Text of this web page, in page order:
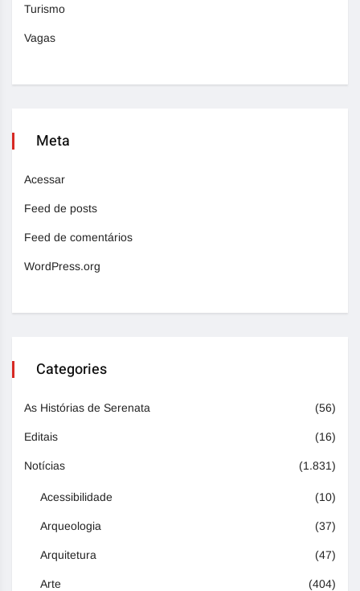
Turismo
Vagas
Meta
Acessar
Feed de posts
Feed de comentários
WordPress.org
Categories
As Histórias de Serenata (56)
Editais (16)
Notícias (1.831)
Acessibilidade (10)
Arqueologia (37)
Arquitetura (47)
Arte (404)